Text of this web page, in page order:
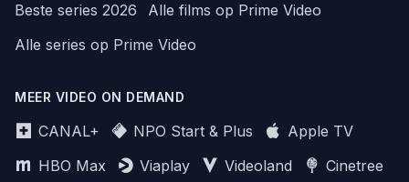
Beste series 2026
Alle films op Prime Video
Alle series op Prime Video
MEER VIDEO ON DEMAND
CANAL+ NPO Start & Plus
Apple TV
HBO Max
Viaplay Videoland Cinetree